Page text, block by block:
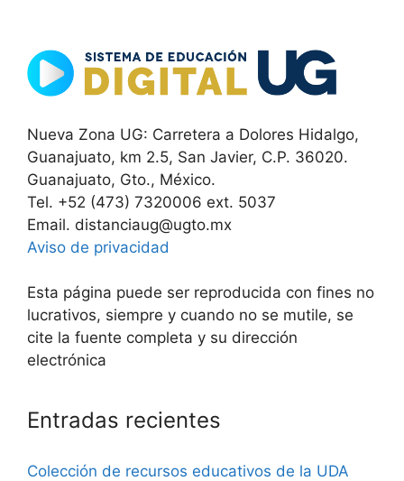
Nueva Zona UG: Carretera a Dolores Hidalgo,
Guanajuato, km 2.5, San Javier, C.P. 36020.
Guanajuato, Gto., México.
Tel. +52 (473) 7320006 ext. 5037
Email. distanciaug@ugto.mx
Aviso de privacidad
Esta página puede ser reproducida con fines no
lucrativos, siempre y cuando no se mutile, se
cite la fuente completa y su dirección
electrónica
Entradas recientes
Colección de recursos educativos de la UDA